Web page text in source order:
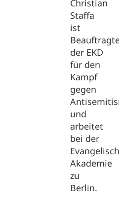
Christian
Staffa
ist
der EKD
für den
Kampf
gegen
und
arbeitet
bei der
Akademie
zu
Berlin.